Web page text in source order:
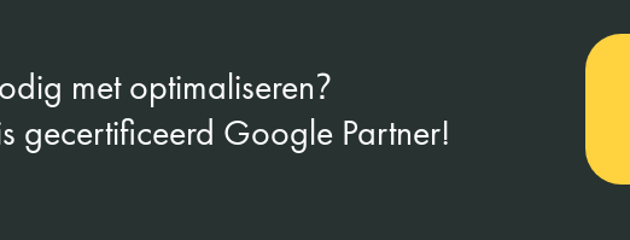
met optimaliseren?
gecertificeerd Google Partner!